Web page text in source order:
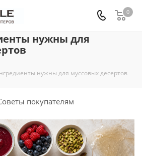
0
нужны для
нужны для муссовых десертов
покупателям